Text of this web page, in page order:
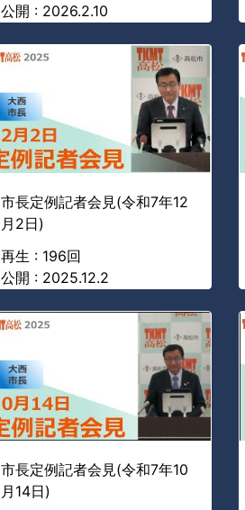
公開 : 2026.2.10
市長定例記者会見(令和7年12
月2日)
再生 : 196回
公開 : 2025.12.2
市長定例記者会見(令和7年10
月14日)